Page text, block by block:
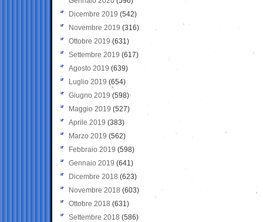
Dicembre 2019 (542)
Novembre 2019 (316)
Ottobre 2019 (631)
Settembre 2019 (617)
Agosto 2019 (639)
Luglio 2019 (654)
Giugno 2019 (598)
Maggio 2019 (527)
Aprile 2019 (383)
Marzo 2019 (562)
Febbraio 2019 (598)
Gennaio 2019 (641)
Dicembre 2018 (623)
Novembre 2018 (603)
Ottobre 2018 (631)
Settembre 2018 (586)